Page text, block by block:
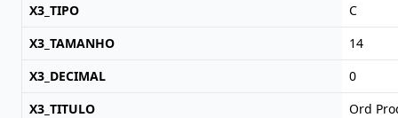
X3_TIPO
C
X3_TAMANHO
14
X3_DECIMAL
0
X3_TITULO
Ord